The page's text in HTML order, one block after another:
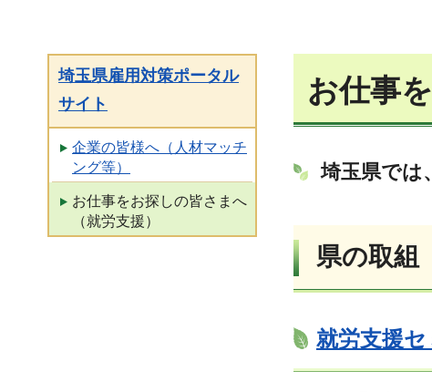
埼玉県雇用対策ポータル
サイト
企業の皆様へ（人材マッチ
ング等）
お仕事をお探しの皆さまへ
（就労支援）
お仕事
埼玉県では
県の取組
就労支援セ